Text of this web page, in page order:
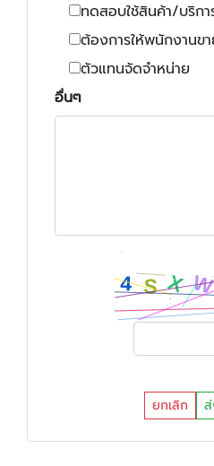
ทดสอบใช้สินค้า/บริกา
ต้องการให้พนักงาน
ตัวแทนจัดจำหน่าย
อื่นๆ
ยกเลิก